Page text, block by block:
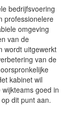
bedrijfsvoering
professionelere
omgeving
van de
wordt uitgewerkt
van de
kabinet wil
goed in
dit punt aan.